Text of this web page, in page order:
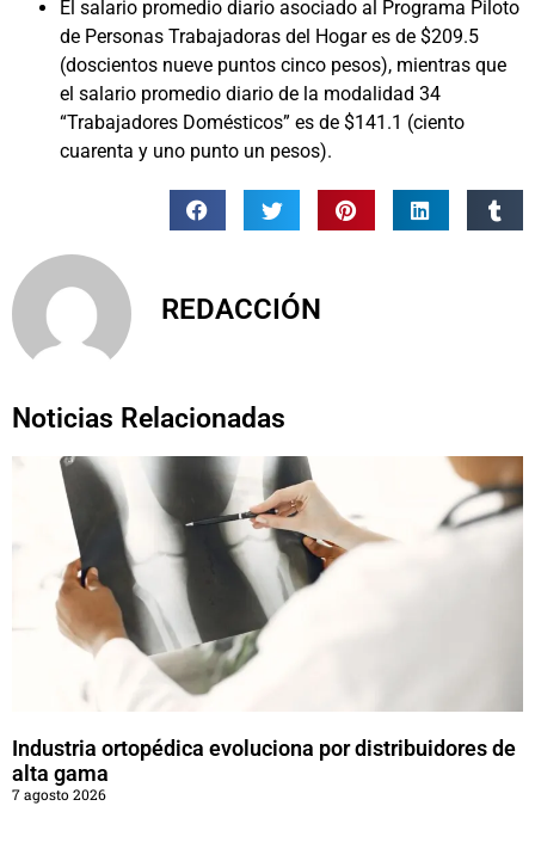
El salario promedio diario asociado al Programa Piloto
de Personas Trabajadoras del Hogar es de $209.5
(doscientos nueve puntos cinco pesos), mientras que
el salario promedio diario de la modalidad 34
“Trabajadores Domésticos” es de $141.1 (ciento
cuarenta y uno punto un pesos).
REDACCIÓN
Noticias Relacionadas
Industria ortopédica evoluciona por distribuidores de
alta gama
7 agosto 2026